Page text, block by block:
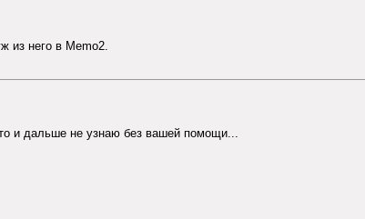
из него в Memo2.
и дальше не узнаю без вашей помощи...